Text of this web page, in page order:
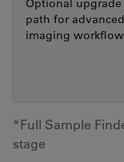
Optional upgrade
path for advanced
imaging
*Full Sample
stage